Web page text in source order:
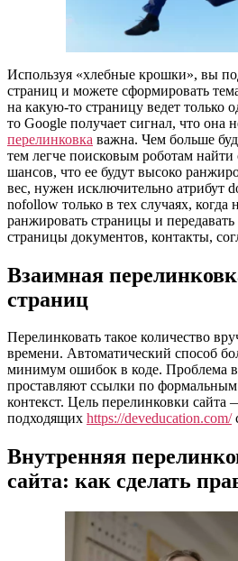
Используя «хлебные крошки», вы
страниц и можете сформировать
на какую-то страницу ведет только
то Google получает сигнал, что она
перелинковка важна. Чем больше
тем легче поисковым роботам
шансов, что ее будут высоко
вес, нужен исключительно атрибут
nofollow только в тех случаях, когда
ранжировать страницы и
страницы документов, контакты,
Взаимная
страниц
Перелинковать такое количество
времени. Автоматический способ
минимум ошибок в коде. Проблема
проставляют ссылки по
контекст. Цель перелинковки сайта
подходящих https://deveducation.com/
Внутренняя
сайта: как сделать